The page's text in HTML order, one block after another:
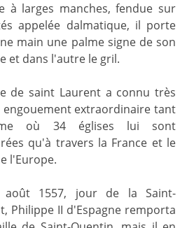
à larges manches, fendue sur
appelée dalmatique, il porte
main une palme signe de son
et dans l'autre le gril.
de saint Laurent a connu très
engouement extraordinaire tant
où 34 églises lui sont
qu'à travers la France et le
l'Europe.
août 1557, jour de la Saint-
Philippe II d'Espagne remporta